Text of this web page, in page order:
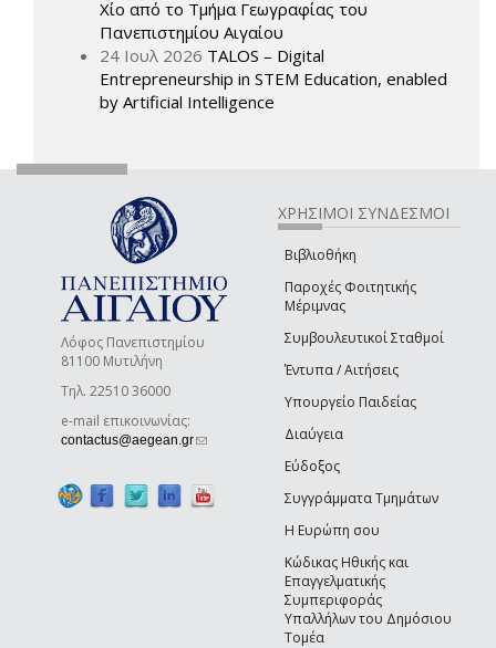
Χίο από το Τμήμα Γεωγραφίας του
Πανεπιστημίου Αιγαίου
24 Ιουλ 2026 TALOS – Digital
Entrepreneurship in STEM Education, enabled
by Artificial Intelligence
Λόφος Πανεπιστημίου
81100 Μυτιλήνη
Τηλ. 22510 36000
e-mail επικοινωνίας:
contactus@aegean.gr(link sends e-mail)
ΧΡΗΣΙΜΟΙ ΣΥΝΔΕΣΜΟΙ
Βιβλιοθήκη
Παροχές Φοιτητικής
Μέριμνας
Συμβουλευτικοί Σταθμοί
Έντυπα / Αιτήσεις
Υπουργείο Παιδείας
Διαύγεια
Εύδοξος
Συγγράμματα Τμημάτων
Η Ευρώπη σου
Κώδικας Ηθικής και
Επαγγελματικής
Συμπεριφοράς
Υπαλλήλων του Δημόσιου
Τομέα